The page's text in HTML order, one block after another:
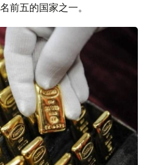
前五的国家之一。